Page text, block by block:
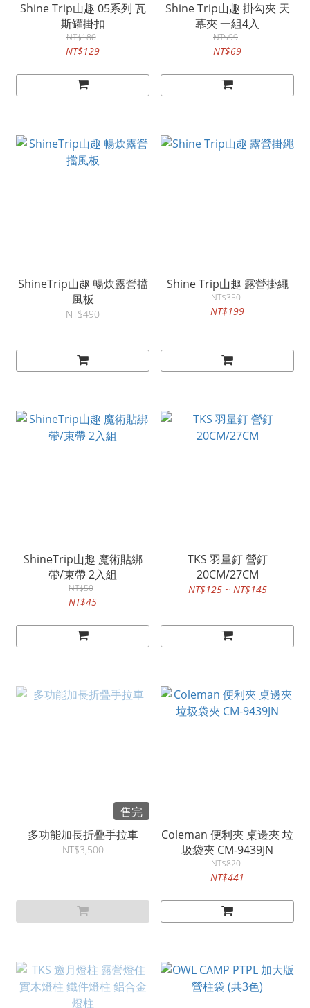
Shine Trip山趣 05系列 瓦
斯罐掛扣
NT$180
NT$129
Shine Trip山趣 掛勾夾 天
幕夾 一組4入
NT$99
NT$69
ShineTrip山趣 暢炊露營擋
風板
NT$490
Shine Trip山趣 露營掛繩
NT$350
NT$199
ShineTrip山趣 魔術貼綁
帶/束帶 2入組
NT$50
NT$45
TKS 羽量釘 營釘
20CM/27CM
NT$125 ~ NT$145
售完
多功能加長折疊手拉車
NT$3,500
Coleman 便利夾 桌邊夾 垃
圾袋夾 CM-9439JN
NT$820
NT$441